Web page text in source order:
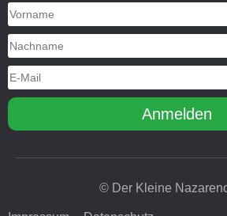
© Der Kleine